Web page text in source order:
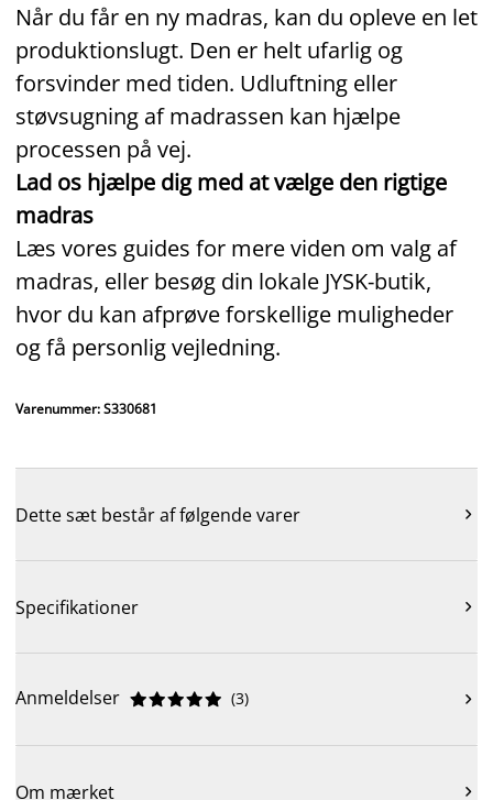
Når du får en ny madras, kan du opleve en let
produktionslugt. Den er helt ufarlig og
forsvinder med tiden. Udluftning eller
støvsugning af madrassen kan hjælpe
processen på vej.
Lad os hjælpe dig med at vælge den rigtige
madras
Læs vores guides for mere viden om valg af
madras, eller besøg din lokale JYSK‑butik,
hvor du kan afprøve forskellige muligheder
og få personlig vejledning.
Varenummer: S330681
Dette sæt består af følgende varer 
Specifikationer 
Anmeldelser 




 (3) 
Om mærket 